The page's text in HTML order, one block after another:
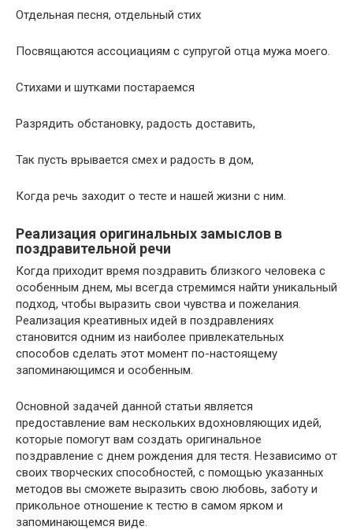
Отдельная песня, отдельный стих
Посвящаются ассоциациям с супругой отца мужа моего.
Стихами и шутками постараемся
Разрядить обстановку, радость доставить,
Так пусть врывается смех и радость в дом,
Когда речь заходит о тесте и нашей жизни с ним.
Реализация оригинальных замыслов в
поздравительной речи
Когда приходит время поздравить близкого человека с
особенным днем, мы всегда стремимся найти уникальный
подход, чтобы выразить свои чувства и пожелания.
Реализация креативных идей в поздравлениях
становится одним из наиболее привлекательных
способов сделать этот момент по-настоящему
запоминающимся и особенным.
Основной задачей данной статьи является
предоставление вам нескольких вдохновляющих идей,
которые помогут вам создать оригинальное
поздравление с днем рождения для тестя. Независимо от
своих творческих способностей, с помощью указанных
методов вы сможете выразить свою любовь, заботу и
прикольное отношение к тестю в самом ярком и
запоминающемся виде.